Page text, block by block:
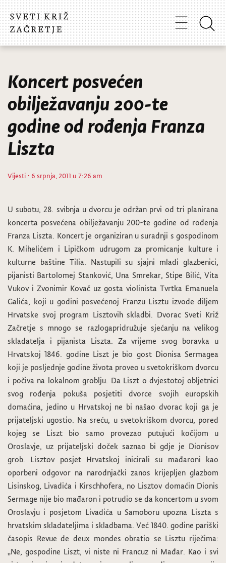
Koncert posvećen
obilježavanju 200-te
godine od rođenja Franza
Liszta
Vijesti · 6 srpnja, 2011 u 7:26 am
U subotu, 28. svibnja u dvorcu je održan prvi od tri planirana
koncerta posvećena obilježavanju 200-te godine od rođenja
Franza Liszta. Koncert je organiziran u suradnji s gospodinom
K. Mihelićem i Lipičkom udrugom za promicanje kulture i
kulturne baštine Tilia. Nastupili su sjajni mladi glazbenici,
pijanisti Bartolomej Stanković, Una Smrekar, Stipe Bilić, Vita
Vukov i Zvonimir Kovač uz gosta violinista Tvrtka Emanuela
Galića, koji u godini posvećenoj Franzu Lisztu izvode diljem
Hrvatske svoj program Lisztovih skladbi. Dvorac Sveti Križ
Začretje s mnogo se razlogapridružuje sjećanju na velikog
skladatelja i pijanista Liszta. Za vrijeme svog boravka u
Hrvatskoj 1846. godine Liszt je bio gost Dionisa Sermagea
koji je posljednje godine života proveo u svetokriškom dvorcu
i počiva na lokalnom groblju. Da Liszt o dvjestotoj obljetnici
svog rođenja pokuša posjetiti dvorce svojih europskih
domaćina, jedino u Hrvatskoj ne bi našao dvorac koji ga je
prijateljski ugostio. Na sreću, u svetokriškom dvorcu, pored
kojeg se Liszt bio samo provezao putujući kočijom u
Oroslavje, uz prijateljski doček saznao bi gdje je Dionisov
grob. Lisztov posjet Hrvatskoj inicirali su mađaroni kao
oporbeni odgovor na narodnjački zanos krijepljen glazbom
Lisinskog, Livadića i Kirschhofera, no Lisztov domaćin Dionis
Sermage nije bio mađaron i potrudio se da koncertom u svom
Oroslavju i posjetom Livadića u Samoboru upozna Liszta s
hrvatskim skladateljima i skladbama. Već 1840. godine pariški
časopis Revue de deux mondes obratio se Lisztu riječima:
„Ne, gospodine Liszt, vi niste ni Francuz ni Mađar. Kao i svi